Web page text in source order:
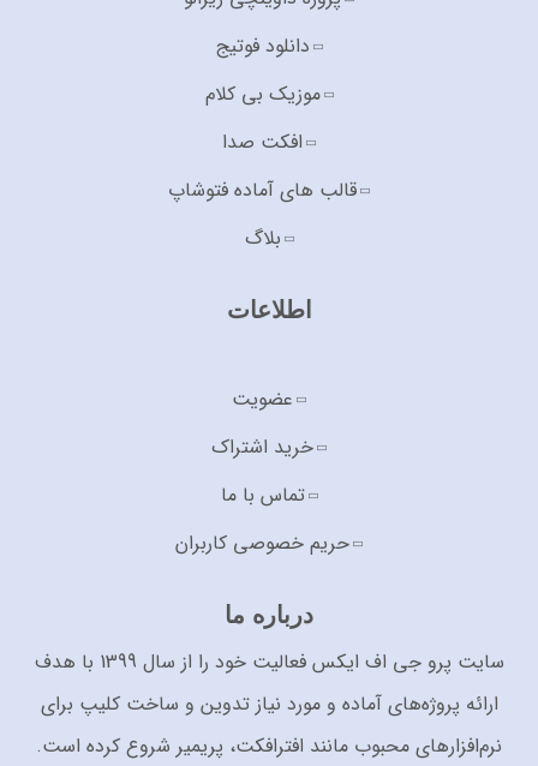
دانلود فوتیج
موزیک بی کلام
افکت صدا
قالب های آماده فتوشاپ
بلاگ
اطلاعات
عضویت
خرید اشتراک
تماس با ما
حریم خصوصی کاربران
درباره ما
سایت پرو جی اف ایکس فعالیت خود را از سال 1399 با هدف
ارائه پروژه‌های آماده و مورد نیاز تدوین و ساخت کلیپ برای
نرم‌افزارهای محبوب مانند افترافکت، پریمیر شروع کرده است.